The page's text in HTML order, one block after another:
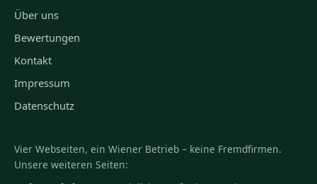
Über uns
Bewertungen
Kontakt
Impressum
Datenschutz
Vier Webseiten, ein Wiener Betrieb – keine Fremdfirmen.
Unsere weiteren Seiten: